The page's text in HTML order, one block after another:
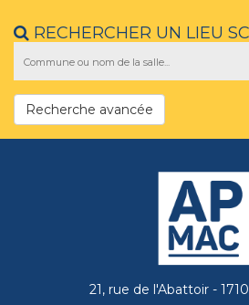
RECHERCHER UN LIEU
Recherche avancée
21, rue de l'Abattoir -